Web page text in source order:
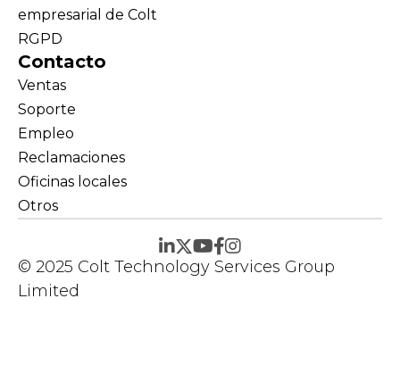
empresarial de Colt
RGPD
Contacto
Ventas
Soporte
Empleo
Reclamaciones
Oficinas locales
Otros
© 2025 Colt Technology Services Group
Limited